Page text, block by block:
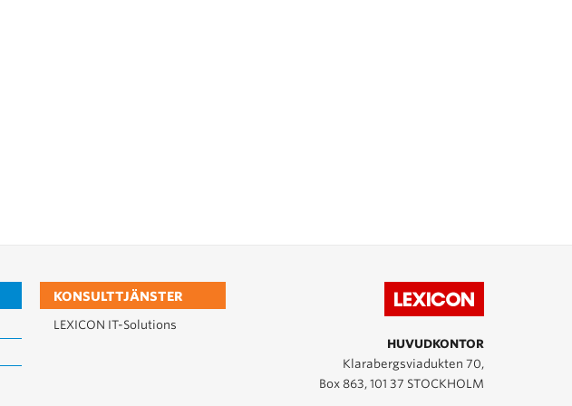
KONSULTTJÄNSTER
LEXICON IT-Solutions
HUVUDKONTOR
Klarabergsviadukten 70,
Box 863, 101 37 STOCKHOLM